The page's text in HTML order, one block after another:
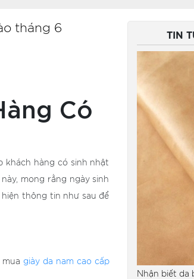
tháng 6
Có
khách hàng có sinh nhật
mong rằng ngày sinh
thông tin như sau để
giày da nam cao cấp
TIN
Nhận biết da